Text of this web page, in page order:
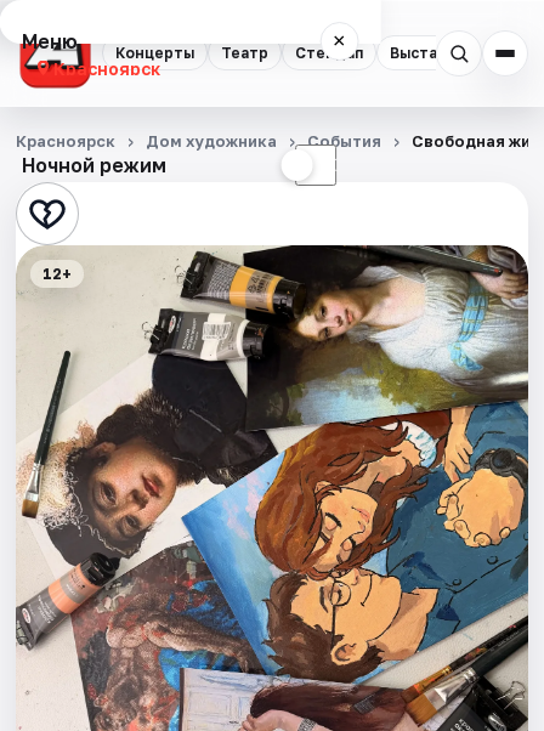
Концерты Театр Стендап Выставки
Меню ×
Красноярск
Концерты
Театр
Стендап
Выставки
Квесты
Экскурсии
Спорт
События
Города
Площадки
Артисты
Ночной режим ☾
Красноярск Дом художника События Свободная
12+